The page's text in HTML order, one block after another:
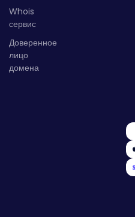
Whois
сервис
Доверенное
лицо
домена